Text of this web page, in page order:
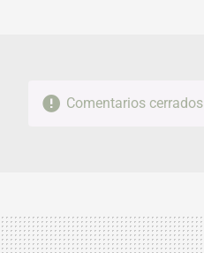
Comentarios cerrados